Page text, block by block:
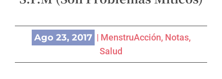
Ago 23, 2017 | MenstruAcción, Notas,
Salud